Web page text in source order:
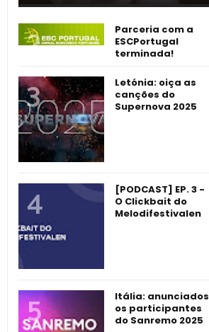
Parceria com a
ESCPortugal
terminada!
Letónia: oiça as
canções do
Supernova 2025
[PODCAST] EP. 3 -
O Clickbait do
Melodifestivalen
Itália: anunciados
os participantes
do Sanremo 2025